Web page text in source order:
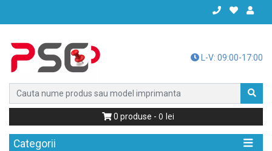
L-V: 09:00-17:00
0 produse - 0
Categorii